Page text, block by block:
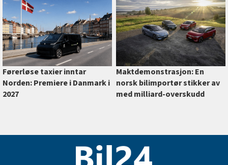
Førerløse taxier inntar
Norden: Premiere i Danmark i
2027
Maktdemonstrasjon: En
norsk bilimportør stikker av
med milliard-overskudd